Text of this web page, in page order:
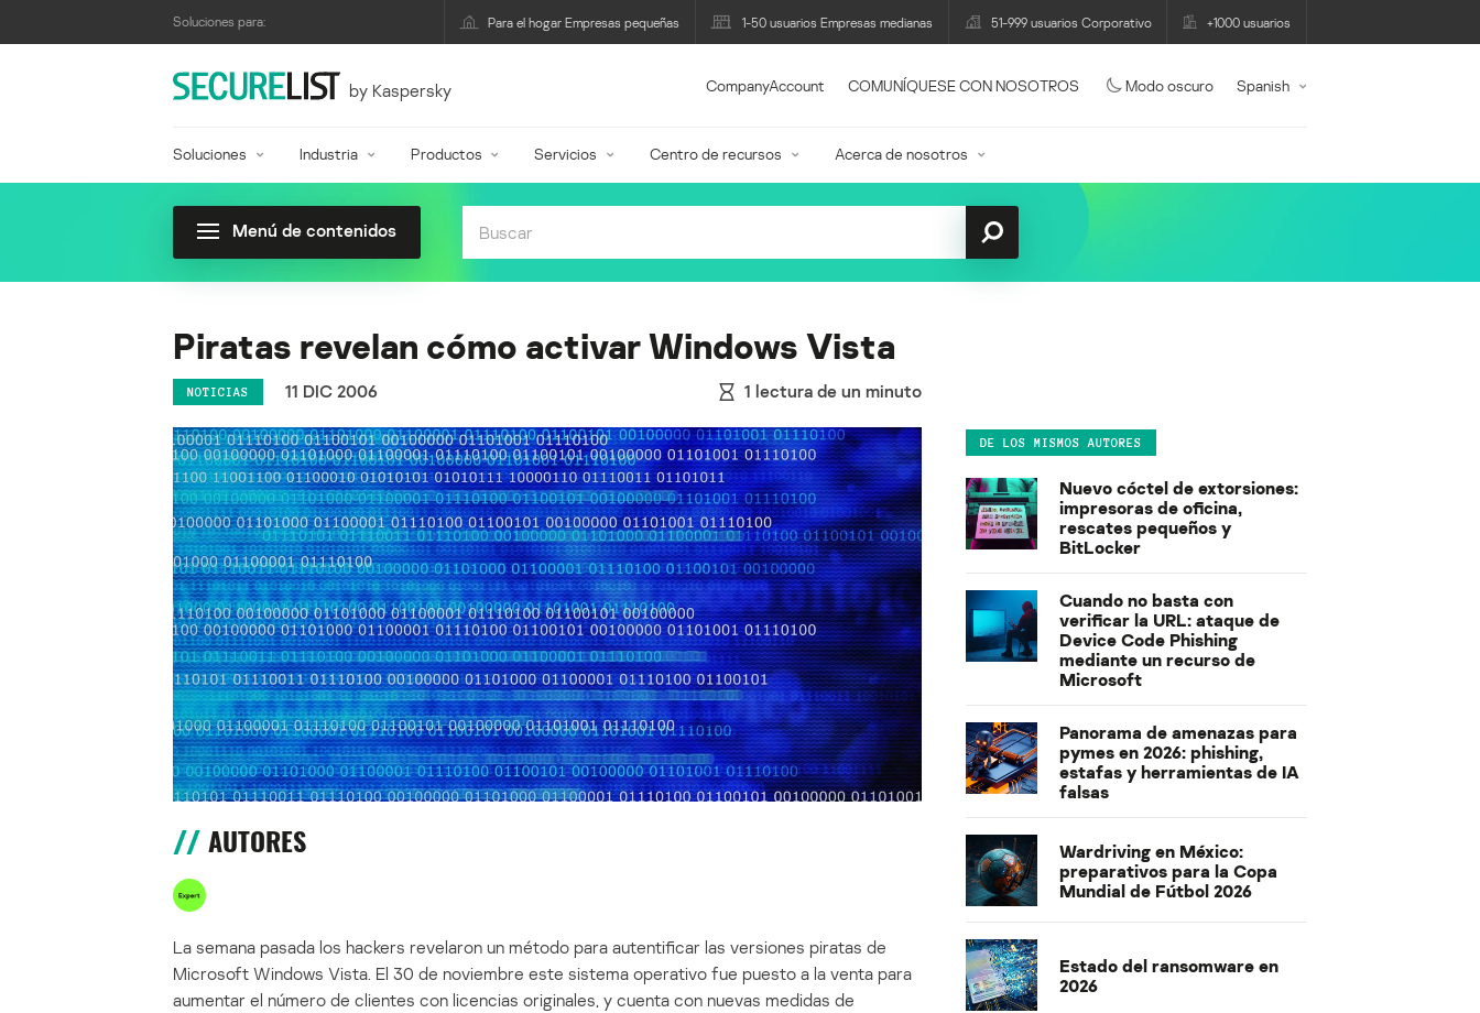
Soluciones para: Para el hogar Empresas pequeñas 1-50 usuarios Empresas medianas 51-999 usuarios Corporativo +1000 usuarios
by Kaspersky CompanyAccount COMUNÍQUESE CON NOSOTROS Modo oscuro Spanish
Soluciones Industria Productos Servicios Centro de recursos Acerca de nosotros
Menú de contenidos
Piratas revelan cómo activar Windows Vista
NOTICIAS 11 DIC 2006 1 lectura de un minuto
AUTORES
La semana pasada los hackers revelaron un método para autentificar las versiones piratas de
Microsoft Windows Vista. El 30 de noviembre este sistema operativo fue puesto a la venta para
aumentar el número de clientes con licencias originales, y cuenta con nuevas medidas de
DE LOS MISMOS AUTORES
Nuevo cóctel de extorsiones:
impresoras de oficina,
rescates pequeños y
BitLocker
Cuando no basta con
verificar la URL: ataque de
Device Code Phishing
mediante un recurso de
Microsoft
Panorama de amenazas para
pymes en 2026: phishing,
estafas y herramientas de IA
falsas
Wardriving en México:
preparativos para la Copa
Mundial de Fútbol 2026
Estado del ransomware en
2026